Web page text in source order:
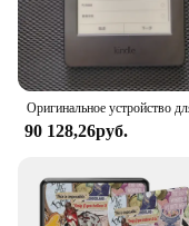
90 128,26руб.